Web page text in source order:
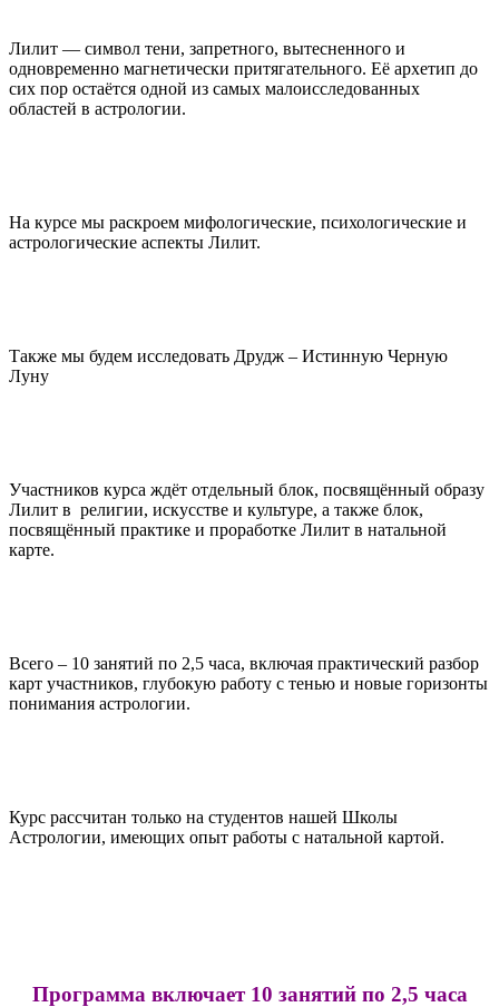
Лилит — символ тени, запретного, вытесненного и
одновременно магнетически притягательного. Её архетип до
сих пор остаётся одной из самых малоисследованных
областей в астрологии.
На курсе мы раскроем мифологические, психологические и
астрологические аспекты Лилит.
Также мы будем исследовать Друдж – Истинную Черную
Луну
Участников курса ждёт отдельный блок, посвящённый образу
Лилит в религии, искусстве и культуре, а также блок,
посвящённый практике и проработке Лилит в натальной
карте.
Всего – 10 занятий по 2,5 часа, включая практический разбор
карт участников, глубокую работу с тенью и новые горизонты
понимания астрологии.
Курс рассчитан только на студентов нашей Школы
Астрологии, имеющих опыт работы с натальной картой.
Программа включает 10 занятий по 2,5 часа